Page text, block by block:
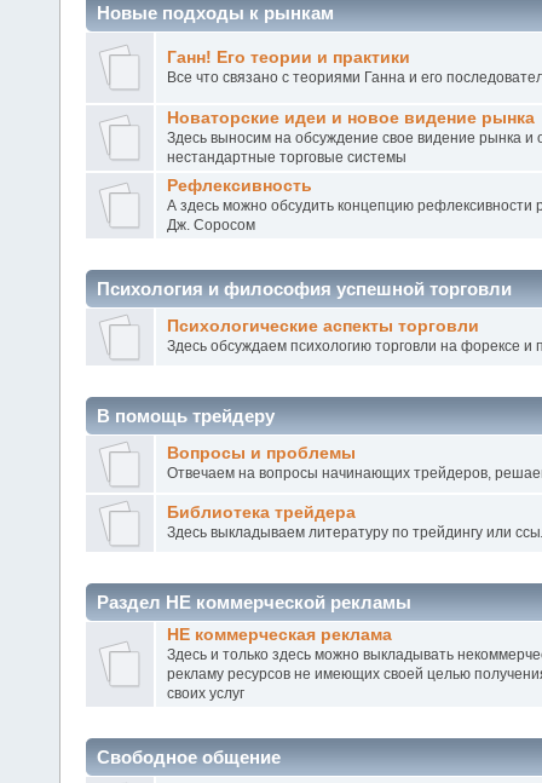
Новые подходы к рынкам
Ганн! Его теории и практики
Все что связано с теориями Ганна и его
Новаторские идеи и новое видение рынка
Здесь выносим на обсуждение свое видение рынка и
нестандартные торговые системы
Рефлексивность
А здесь можно обсудить концепцию рефлексивности
Дж. Соросом
Психология и философия успешной торговли
Психологические аспекты торговли
Здесь обсуждаем психологию торговли на форексе и
В помощь трейдеру
Вопросы и проблемы
Отвечаем на вопросы начинающих трейдеров,
Библиотека трейдера
Здесь выкладываем литературу по трейдингу или
Раздел НЕ коммерческой рекламы
НЕ коммерческая реклама
Здесь и только здесь можно выкладывать
рекламу ресурсов не имеющих своей целью
своих услуг
Свободное общение